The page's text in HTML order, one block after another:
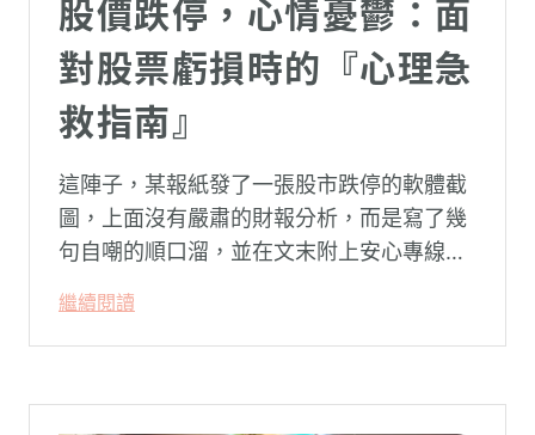
股價跌停，心情憂鬱：面
對股票虧損時的『心理急
救指南』
這陣子，某報紙發了一張股市跌停的軟體截
圖，上面沒有嚴肅的財報分析，而是寫了幾
句自嘲的順口溜，並在文末附上安心專線與
被廣泛轉載。對許多投資人而言，螢幕上下
跌的數字背後，實質連結的是個人的財務壓
繼續閱讀